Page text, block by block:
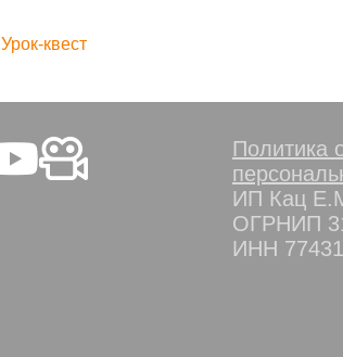
Урок-квест
Политика
ИП Кац
ОГРНИП
ИНН